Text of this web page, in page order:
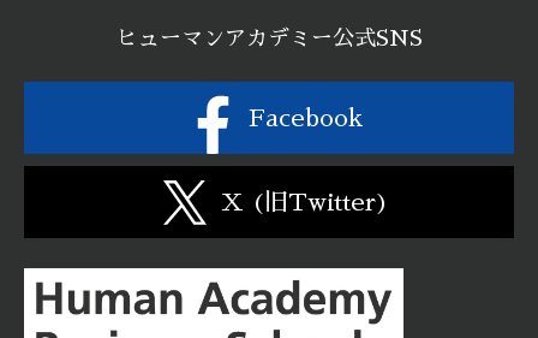
ヒューマンアカデミー公式SNS
Facebook
X (旧Twitter)